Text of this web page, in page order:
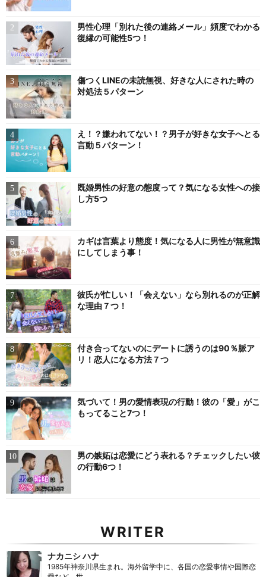
男性心理「別れた後の連絡メール」頻度でわかる
復縁の可能性5つ！
傷つくLINEの未読無視、好きな人にされた時の
対処法５パターン
え！？嫌われてない！？男子が好きな女子へとる
言動５パターン！
既婚男性の好意の態度って？気になる女性への接
し方5つ
カギは言葉より態度！気になる人に男性が無意識
にしてしまう事！
彼氏が忙しい！「会えない」なら別れるのが正解
な理由７つ！
付き合ってないのにデートに誘うのは90％脈ア
リ！恋人になる方法７つ
気づいて！男の愛情表現の行動！彼の「愛」がこ
もってること7つ！
男の嫉妬は恋愛にどう表れる？チェックしたい彼
の行動6つ！
WRITER
ナカニシ ハナ
1985年神奈川県生まれ。海外留学中に、各国の恋愛事情や国際恋